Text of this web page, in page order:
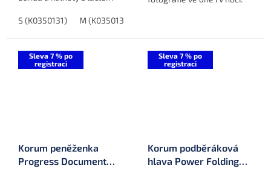
před nepříznivým počasím.
S (K0350131) M (K0350132)
Sleva 7 % po
registraci
Korum peněženka
Progress Document
Sleva 7 % po
registraci
Korum podběráková
hlava Power Folding